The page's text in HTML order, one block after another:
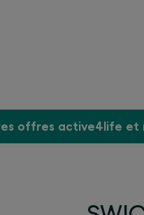
offres active4life et